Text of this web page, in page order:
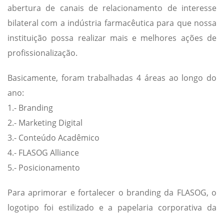
abertura de canais de relacionamento de interesse
bilateral com a indústria farmacêutica para que nossa
instituição possa realizar mais e melhores ações de
profissionalização.
Basicamente, foram trabalhadas 4 áreas ao longo do
ano:
1.- Branding
2.- Marketing Digital
3.- Conteúdo Acadêmico
4.- FLASOG Alliance
5.- Posicionamento
Para aprimorar e fortalecer o branding da FLASOG, o
logotipo foi estilizado e a papelaria corporativa da